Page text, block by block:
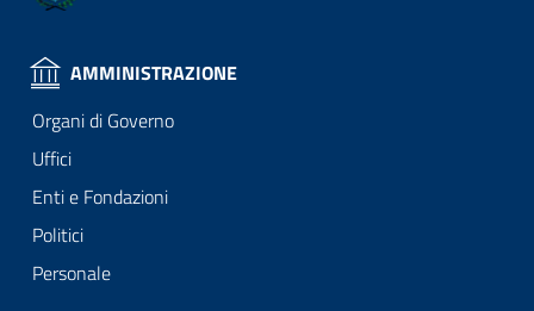
AMMINISTRAZIONE
Organi di Governo
Uffici
Enti e Fondazioni
Politici
Personale